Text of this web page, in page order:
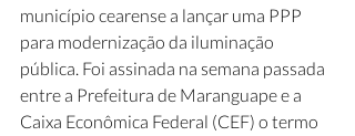
município cearense a lançar uma PPP
para modernização da iluminação
pública. Foi assinada na semana passada
entre a Prefeitura de Maranguape e a
Caixa Econômica Federal (CEF) o termo